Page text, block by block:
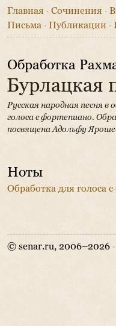
Главная · Сочинения ·
Письма · Публикации ·
Обработка
Бурлацкая
Русская народная песня в
голоса с фортепиано.
посвящена Адольфу
Ноты
Обработка для голоса
© senar.ru, 2006–2026 ·